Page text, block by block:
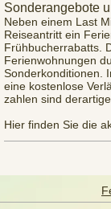
Sonderangebote
Neben einem Last
Reiseantritt ein
Frühbucherrabatts.
Ferienwohnungen
Sonderkonditionen.
eine kostenlose
zahlen sind
Hier finden Sie die